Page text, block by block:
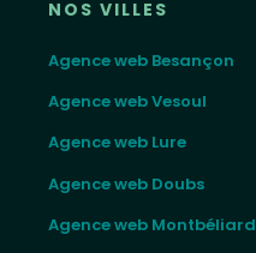
NOS VILLES
Agence web Besançon
Agence web Vesoul
Agence web Lure
Agence web Doubs
Agence web Montbéliard